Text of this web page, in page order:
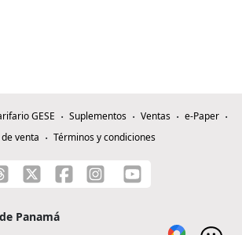
GESE Suplementos Ventas
e-Paper
venta
Términos y condiciones
Panamá